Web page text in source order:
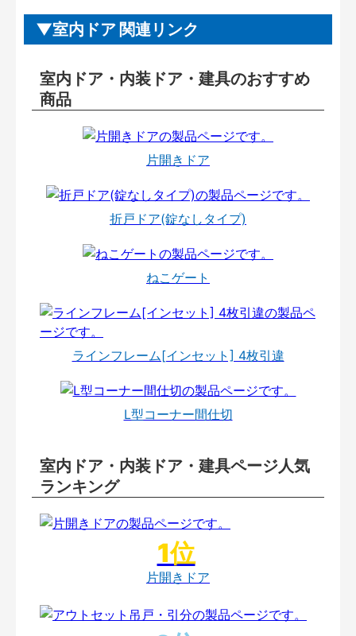
室内ドア 関連リンク
室内ドア・内装ドア・建具のおすすめ
商品
片開きドア
折戸ドア(錠なしタイプ)
ねこゲート
ラインフレーム[インセット] 4枚引違
L型コーナー間仕切
室内ドア・内装ドア・建具ページ人気
ランキング
片開きドア